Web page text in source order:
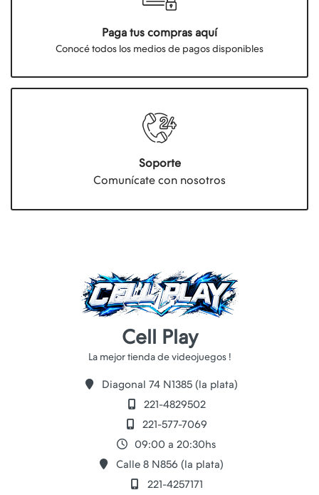
Paga tus compras aquí
Conocé todos los medios de pagos disponibles
Soporte
Comunícate con nosotros
Cell Play
Diagonal 74 N1385 (la plata)
221-4829502
221-577-7069
09:00 a 20:30hs
Calle 8 N856 (la plata)
221-4257171